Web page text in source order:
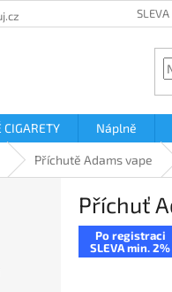
SLEVA
CIGARETY Náplně
Příchutě Adams vape
Příchuť
Po registraci
SLEVA min. 2%